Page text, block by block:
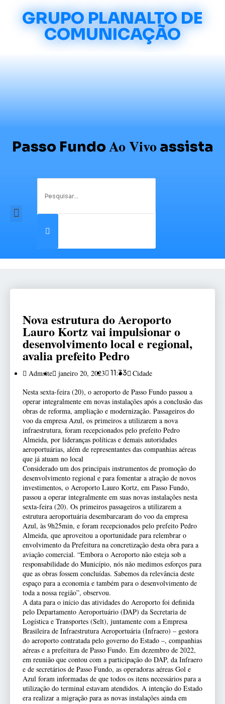
GRUPO PLANALTO DE
COMUNICAÇÃO
Passo Fundo Ao Vivo assista
Nova estrutura do Aeroporto
Lauro Kortz vai impulsionar o
desenvolvimento local e regional,
avalia prefeito Pedro
Admsite janeiro 20, 2023 11:33
Cidade
Nesta sexta-feira (20), o aeroporto de Passo Fundo passou a
operar integralmente em novas instalações após a conclusão das
obras de reforma, ampliação e modernização. Passageiros do
voo da empresa Azul, os primeiros a utilizarem a nova
infraestrutura, foram recepcionados pelo prefeito Pedro
Almeida, por lideranças políticas e demais autoridades
aeroportuárias, além de representantes das companhias aéreas
que já atuam no local
Considerado um dos principais instrumentos de promoção do
desenvolvimento regional e para fomentar a atração de novos
investimentos, o Aeroporto Lauro Kortz, em Passo Fundo,
passou a operar integralmente em suas novas instalações nesta
sexta-feira (20). Os primeiros passageiros a utilizarem a
estrutura aeroportuária desembarcaram do voo da empresa
Azul, às 9h25min, e foram recepcionados pelo prefeito Pedro
Almeida, que aproveitou a oportunidade para relembrar o
envolvimento da Prefeitura na concretização desta obra para a
aviação comercial. “Embora o Aeroporto não esteja sob a
responsabilidade do Município, nós não medimos esforços para
que as obras fossem concluídas. Sabemos da relevância deste
espaço para a economia e também para o desenvolvimento de
toda a nossa região”, observou.
A data para o início das atividades do Aeroporto foi definida
pelo Departamento Aeroportuário (DAP) da Secretaria de
Logística e Transportes (Selt), juntamente com a Empresa
Brasileira de Infraestrutura Aeroportuária (Infraero) – gestora
do aeroporto contratada pelo governo do Estado –, companhias
aéreas e a prefeitura de Passo Fundo. Em dezembro de 2022,
em reunião que contou com a participação do DAP, da Infraero
e de secretários de Passo Fundo, as operadoras aéreas Gol e
Azul foram informadas de que todos os itens necessários para a
utilização do terminal estavam atendidos. A intenção do Estado
era realizar a migração para as novas instalações ainda em